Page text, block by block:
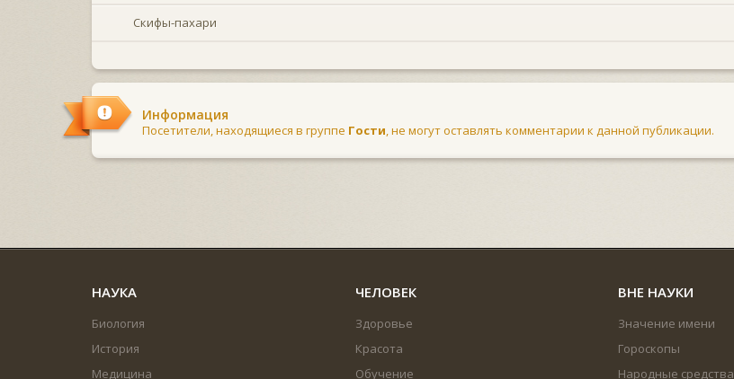
Скифы-пахари
Информация
Посетители, находящиеся в группе Гости, не могут оставлять комментарии к данной публикации.
НАУКА
Биология
История
Медицина
ЧЕЛОВЕК
Здоровье
Красота
Обучение
ВНЕ НАУКИ
Значение имени
Гороскопы
Народные средства